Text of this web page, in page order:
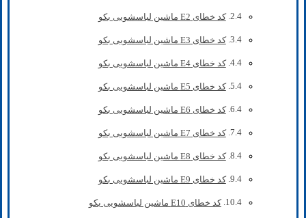
کد خطای E2 ماشین لباسشویی بکو
کد خطای E3 ماشین لباسشویی بکو
کد خطای E4 ماشین لباسشویی بکو
کد خطای E5 ماشین لباسشویی بکو
کد خطای E6 ماشین لباسشویی بکو
کد خطای E7 ماشین لباسشویی بکو
کد خطای E8 ماشین لباسشویی بکو
کد خطای E9 ماشین لباسشویی بکو
کد خطای E10 ماشین لباسشویی بکو